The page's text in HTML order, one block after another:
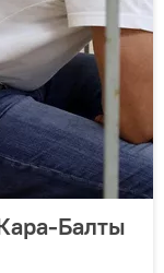
Балты